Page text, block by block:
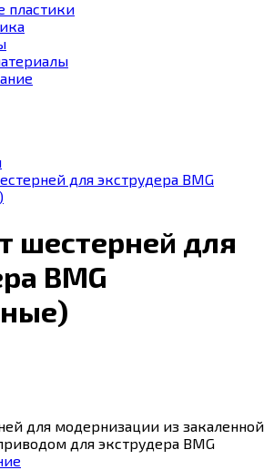
пластики
для экструдера BMG
шестерней для
BMG
для модернизации из закаленной
для экструдера BMG